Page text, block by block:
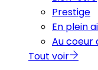
Prestige
En plein
Au coeur
Tout voir